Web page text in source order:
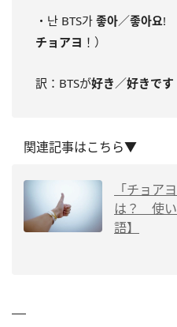
・난 BTS가 좋아／좋아요!
チョアヨ ！）
訳：BTSが好き ／好きです
関連記事はこちら▼
「チョア
は？ 使い
語】